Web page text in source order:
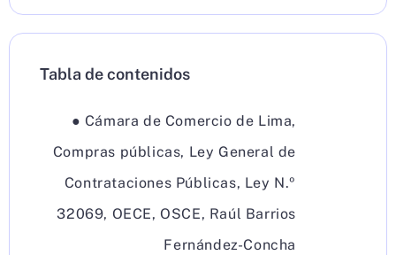
Tabla de contenidos
● Cámara de Comercio de Lima,
Compras públicas, Ley General de
Contrataciones Públicas, Ley N.º
32069, OECE, OSCE, Raúl Barrios
Fernández-Concha